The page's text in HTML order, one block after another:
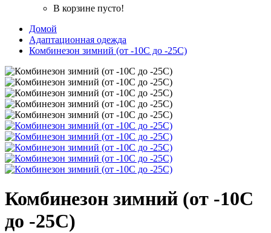
В корзине пусто!
Домой
Адаптационная одежда
Комбинезон зимний (от -10С до -25С)
Комбинезон зимний (от -10С
до -25С)